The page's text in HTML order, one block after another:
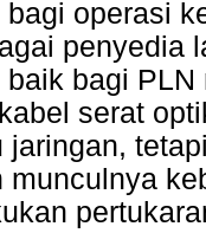
operasi
penyedia
bagi
serat
jaringan,
munculnya